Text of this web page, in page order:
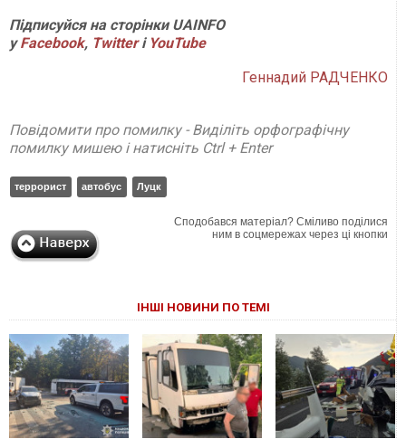
Підписуйся на сторінки UAINFO
уFacebook, Twitterі YouTube
Геннадий РАДЧЕНКО
Повідомити про помилку - Виділіть орфографічну
помилку мишею і натисніть Ctrl + Enter
террорист автобус Луцк
Сподобався матеріал? Сміливо поділися
ним в соцмережах через ці кнопки
ІНШІ НОВИНИ ПО ТЕМІ